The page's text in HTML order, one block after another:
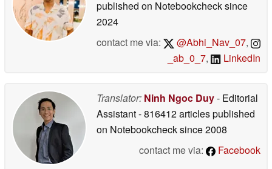
published on Notebookchecksince
2024
contact me via:
@Abhi_Nav_07,
_ab_0_7, LinkedIn
Translator: Ninh Ngoc Duy- Editorial
Assistant- 816412 articles published
on Notebookchecksince 2008
contact me via:
Facebook